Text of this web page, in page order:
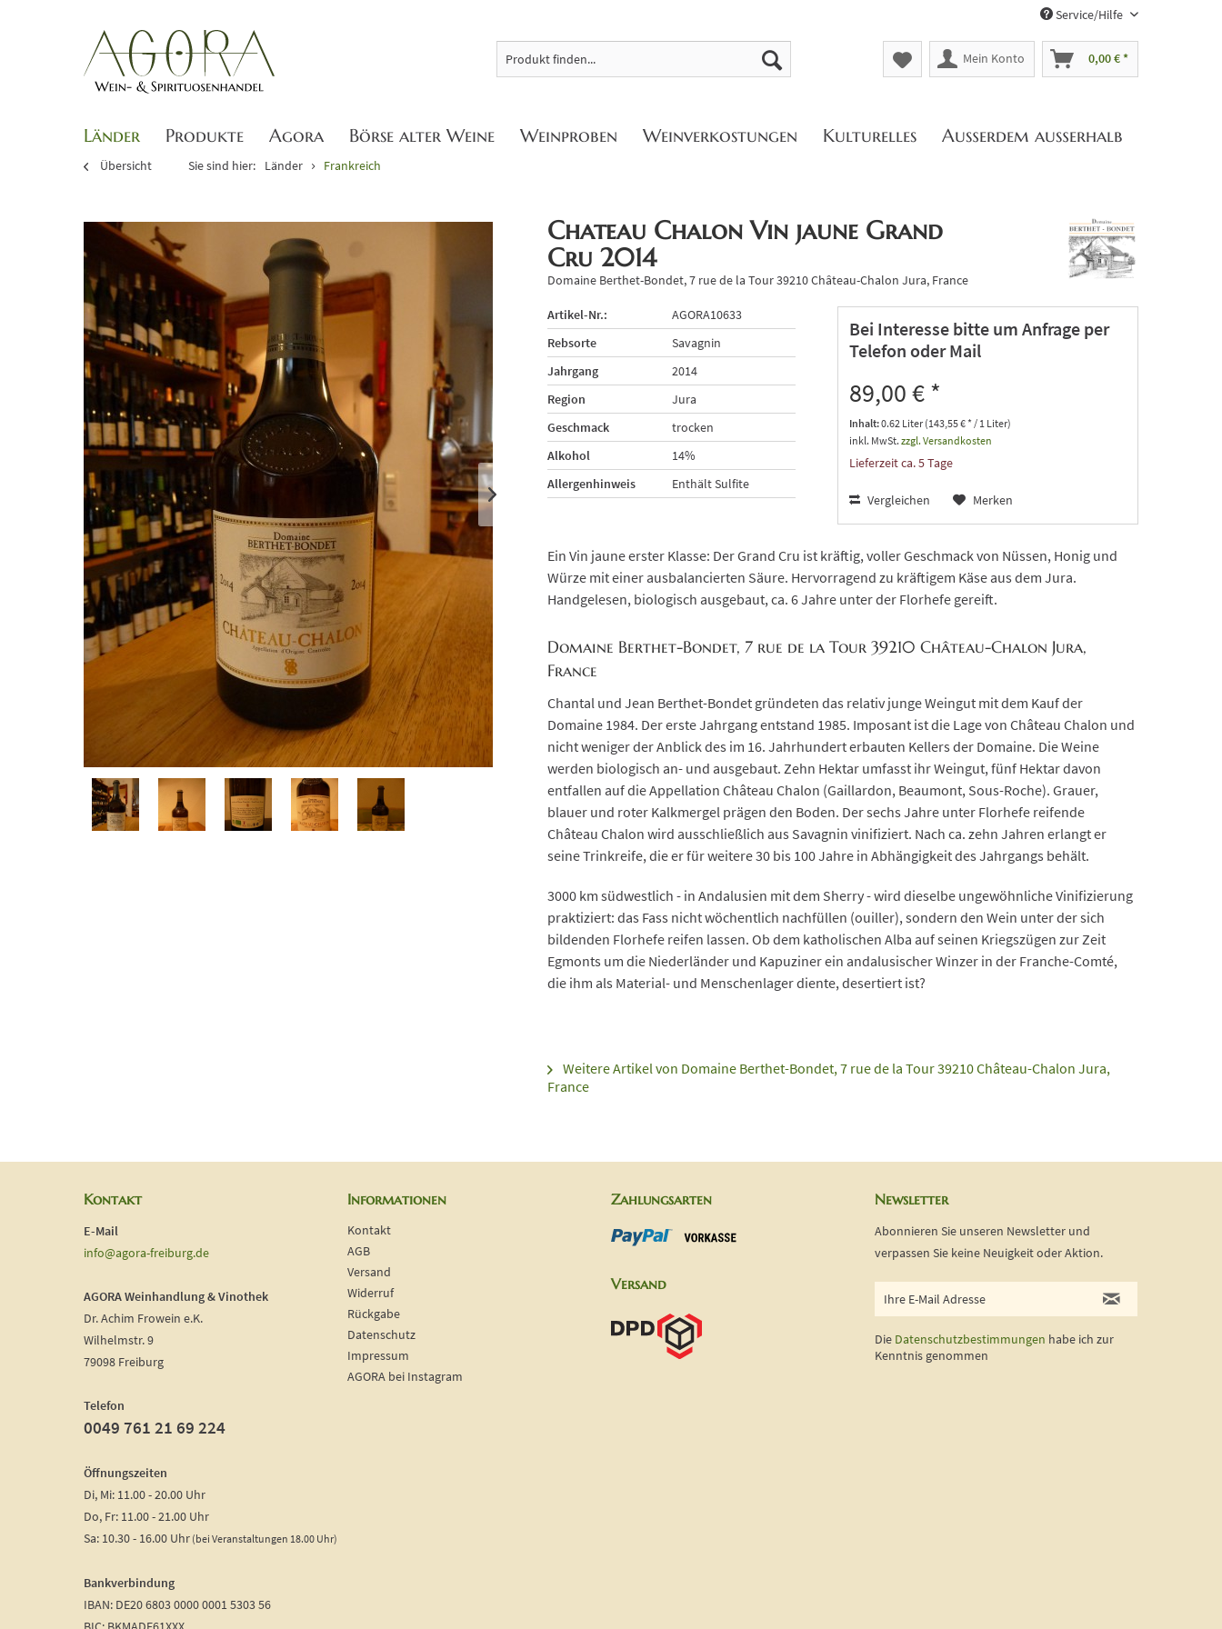
Service/Hilfe
Mein Konto 0,00 € *
Länder Produkte Agora Börse alter Weine Weinproben Weinverkostungen Kulturelles Außerdem außerhalb
Übersicht Sie sind hier: Länder Frankreich
Chateau Chalon Vin jaune Grand
Cru 2014
Domaine Berthet-Bondet, 7 rue de la Tour 39210 Château-Chalon Jura, France
Artikel-Nr.:
AGORA10633
Rebsorte
Savagnin
Jahrgang
2014
Region
Jura
Geschmack
trocken
Alkohol
14%
Allergenhinweis
Enthält Sulfite
Bei Interesse bitte um Anfrage per
Telefon oder Mail
89,00 € *
Inhalt:0.62 Liter (143,55 € * / 1 Liter)
inkl. MwSt. zzgl. Versandkosten
Lieferzeit ca. 5 Tage
Vergleichen Merken
Ein Vin jaune erster Klasse: Der Grand Cru ist kräftig, voller Geschmack von Nüssen, Honig und
Würze mit einer ausbalancierten Säure. Hervorragend zu kräftigem Käse aus dem Jura.
Handgelesen, biologisch ausgebaut, ca. 6 Jahre unter der Florhefe gereift.
Domaine Berthet-Bondet, 7 rue de la Tour 39210 Château-Chalon Jura,
France
Chantal und Jean Berthet-Bondet gründeten das relativ junge Weingut mit dem Kauf der
Domaine 1984. Der erste Jahrgang entstand 1985. Imposant ist die Lage von Château Chalon und
nicht weniger der Anblick des im 16. Jahrhundert erbauten Kellers der Domaine. Die Weine
werden biologisch an- und ausgebaut. Zehn Hektar umfasst ihr Weingut, fünf Hektar davon
entfallen auf die Appellation Château Chalon (Gaillardon, Beaumont, Sous-Roche). Grauer,
blauer und roter Kalkmergel prägen den Boden. Der sechs Jahre unter Florhefe reifende
Château Chalon wird ausschließlich aus Savagnin vinifiziert. Nach ca. zehn Jahren erlangt er
seine Trinkreife, die er für weitere 30 bis 100 Jahre in Abhängigkeit des Jahrgangs behält.
3000 km südwestlich - in Andalusien mit dem Sherry - wird dieselbe ungewöhnliche Vinifizierung
praktiziert: das Fass nicht wöchentlich nachfüllen (ouiller), sondern den Wein unter der sich
bildenden Florhefe reifen lassen. Ob dem katholischen Alba auf seinen Kriegszügen zur Zeit
Egmonts um die Niederländer und Kapuziner ein andalusischer Winzer in der Franche-Comté,
die ihm als Material- und Menschenlager diente, desertiert ist?
Weitere Artikel von Domaine Berthet-Bondet, 7 rue de la Tour 39210 Château-Chalon Jura,
France
Kontakt
E-Mail
info@agora-freiburg.de
AGORA Weinhandlung & Vinothek
Dr. Achim Frowein e.K.
Wilhelmstr. 9
79098 Freiburg
Telefon
0049 761 21 69 224
Öffnungszeiten
Di, Mi: 11.00 - 20.00 Uhr
Do, Fr: 11.00 - 21.00 Uhr
Sa: 10.30 - 16.00 Uhr (bei Veranstaltungen 18.00 Uhr)
Bankverbindung
IBAN: DE20 6803 0000 0001 5303 56
Informationen
Kontakt
AGB
Versand
Widerruf
Rückgabe
Datenschutz
Impressum
AGORA bei Instagram
Zahlungsarten
Versand
Newsletter
Abonnieren Sie unseren Newsletter und
verpassen Sie keine Neuigkeit oder Aktion.
Die Datenschutzbestimmungen habe ich zur
Kenntnis genommen